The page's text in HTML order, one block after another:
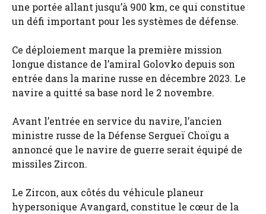
une portée allant jusqu’à 900 km, ce qui constitue
un défi important pour les systèmes de défense.
Ce déploiement marque la première mission
longue distance de l’amiral Golovko depuis son
entrée dans la marine russe en décembre 2023. Le
navire a quitté sa base nord le 2 novembre.
Avant l’entrée en service du navire, l’ancien
ministre russe de la Défense Sergueï Choïgu a
annoncé que le navire de guerre serait équipé de
missiles Zircon.
Le Zircon, aux côtés du véhicule planeur
hypersonique Avangard, constitue le cœur de la